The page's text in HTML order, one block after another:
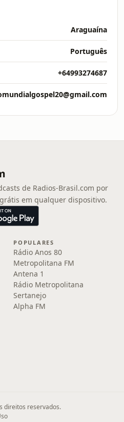
Araguaína
Português
+64993274687
de Radios-Brasil.com por
em qualquer dispositivo.
POPULARES
Rádio Anos 80
Metropolitana FM
Antena 1
Rádio Metropolitana
Sertanejo
Alpha FM
direitos reservados.